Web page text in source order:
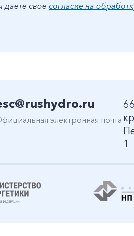
даете своесогласие на
электронная почта
1